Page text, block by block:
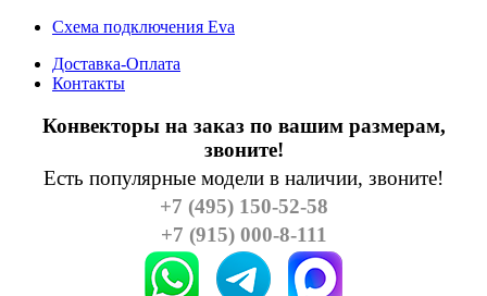
Схема подключения Eva
Доставка-Оплата
Контакты
Конвекторы на заказ по вашим размерам,
звоните!
Есть популярные модели в наличии, звоните!
+7 (495) 150-52-58
+7 (915) 000-8-111